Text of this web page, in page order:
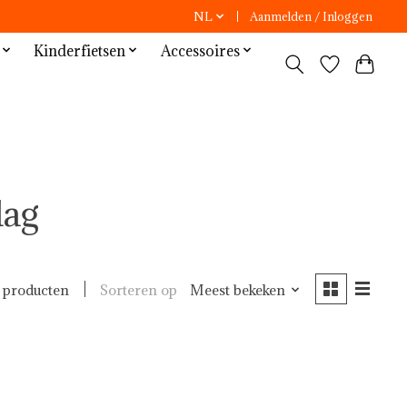
NL Aanmelden / Inloggen
Kinderfietsen
Accessoires
producten Sorteren op Meest bekeken